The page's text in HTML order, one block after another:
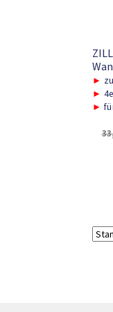
►
►
►